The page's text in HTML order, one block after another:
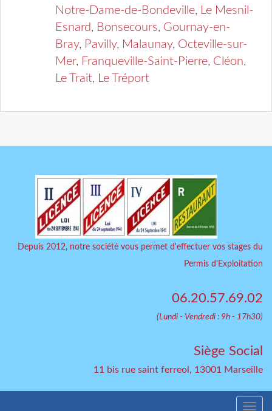
Notre-Dame-de-Bondeville, Le Mesnil-
Esnard, Bonsecours, Gournay-en-
Bray, Pavilly, Malaunay, Octeville-sur-
Mer, Franqueville-Saint-Pierre, Cléon,
Le Trait, Le Tréport
Depuis 2012, notre société vous permet d'effectuer vos stages du
Permis d'Exploitation
06.20.57.69.02
(Lundi - Vendredi : 9h - 17h30)
Siège Social
11 bis rue saint ferreol, 13001 Marseille